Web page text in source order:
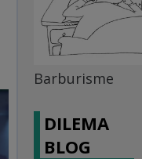
Barburisme
DILEMA
BLOG